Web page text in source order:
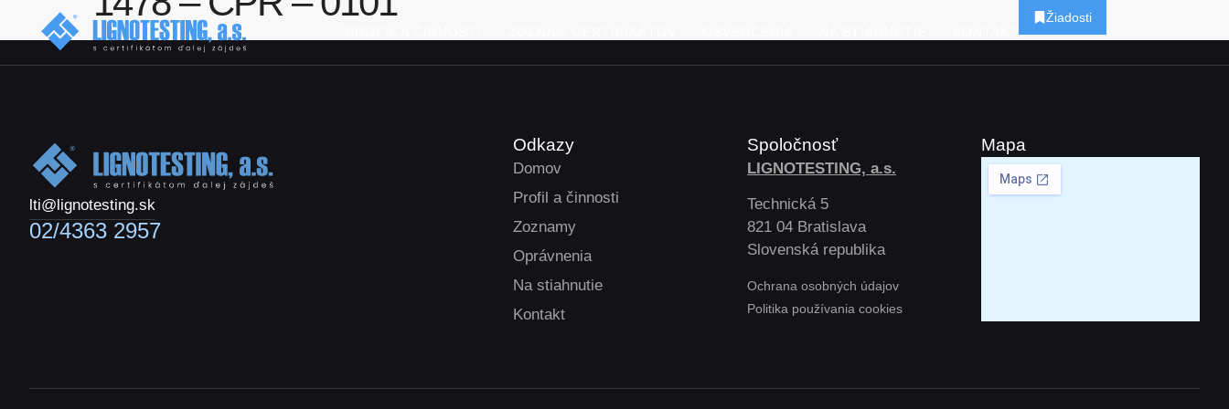
Žiadosti
lti@lignotesting.sk
02/4363 2957
Odkazy
Domov
Profil a činnosti
Zoznamy
Oprávnenia
Na stiahnutie
Kontakt
Spoločnosť
LIGNOTESTING, a.s.
Technická 5
821 04 Bratislava
Slovenská republika
Ochrana osobných údajov
Politika používania cookies
Mapa